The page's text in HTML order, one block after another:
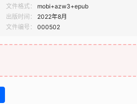
文件格式：
mobi+azw3+epub
出版时间：
2022年8月
文件编号： 000502